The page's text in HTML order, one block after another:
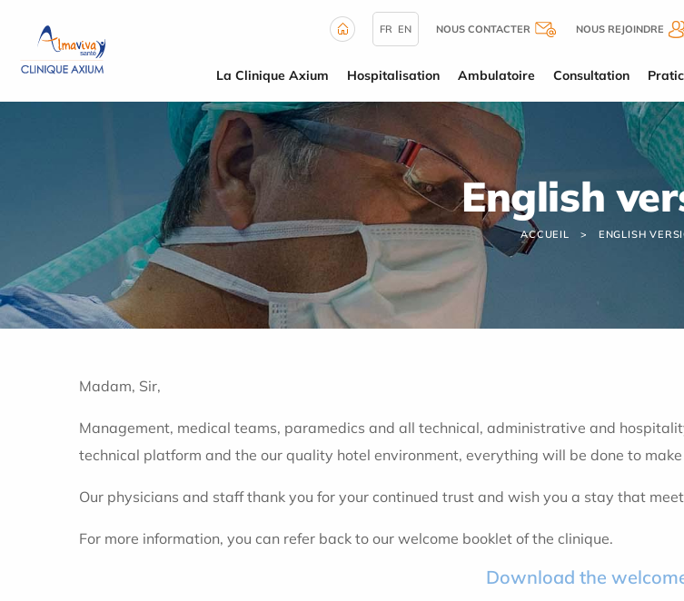
FR EN NOUS CONTACTER NOUS REJOINDRE
La Clinique Axium Hospitalisation Ambulatoire Consultation
English
ACCUEIL ENGLISH
Madam, Sir,
Management, medical teams, paramedics and all technical, administrative and
technical platform and the our quality hotel environment, everything will be done to
Our physicians and staff thank you for your continued trust and wish you a stay that
For more information, you can refer back to our welcome booklet of the clinique.
Download the